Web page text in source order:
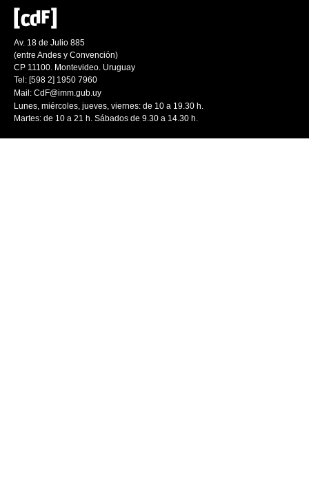
Av. 18 de Julio 885
(entre Andes y Convención)
CP 11100. Montevideo. Uruguay
Tel: [598 2] 1950 7960
Mail: CdF@imm.gub.uy
Lunes, miércoles, jueves, viernes: de 10 a 19.30 h.
Martes: de 10 a 21 h. Sábados de 9.30 a 14.30 h.